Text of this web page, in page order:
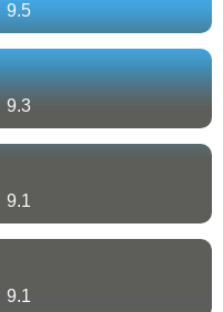
9.5
9.3
9.1
9.1